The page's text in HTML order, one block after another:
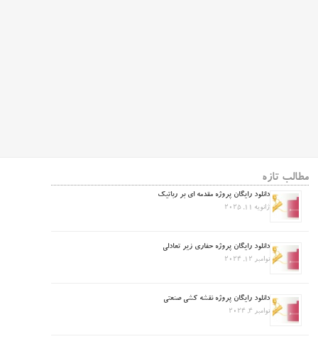
مطالب تازه
دانلود رایگان پروژه مقدمه ای بر رباتیک
ژانویه 11, 2025
دانلود رایگان پروژه حفاری زیر تعادلی
نوامبر 12, 2024
دانلود رایگان پروژه نقشه کشی صنعتی
نوامبر 4, 2024